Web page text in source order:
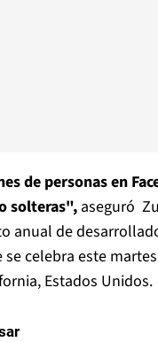
de personas en
solteras", aseguró
anual de
se celebra este
Estados Unidos.